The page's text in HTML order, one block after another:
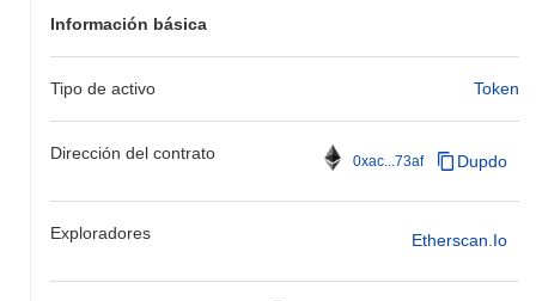
Información básica
Tipo de activo Token
Dirección del contrato 0xac...73af Dupdo
Exploradores Etherscan.io